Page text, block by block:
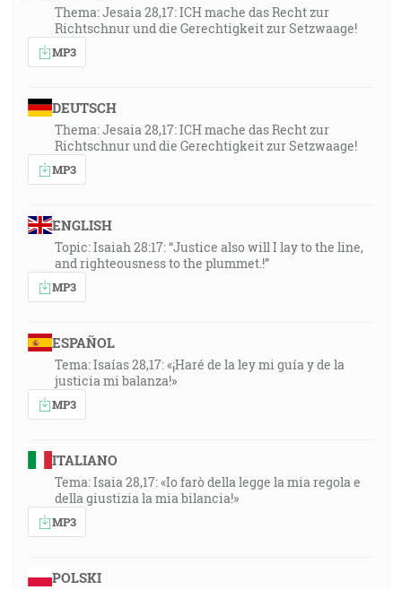
Thema: Jesaia 28,17: ICH mache das Recht zur
Richtschnur und die Gerechtigkeit zur Setzwaage!
MP3
DEUTSCH
Thema: Jesaia 28,17: ICH mache das Recht zur
Richtschnur und die Gerechtigkeit zur Setzwaage!
MP3
ENGLISH
Topic: Isaiah 28:17: “Justice also will I lay to the line,
and righteousness to the plummet.!”
MP3
ESPAÑOL
Tema: Isaías 28,17: «¡Haré de la ley mi guía y de la
justicia mi balanza!»
MP3
ITALIANO
Tema: Isaia 28,17: «Io farò della legge la mia regola e
della giustizia la mia bilancia!»
MP3
POLSKI